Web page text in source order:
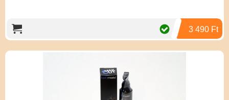
3 490 Ft